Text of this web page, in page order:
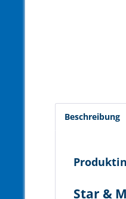
Beschreibung
Star &